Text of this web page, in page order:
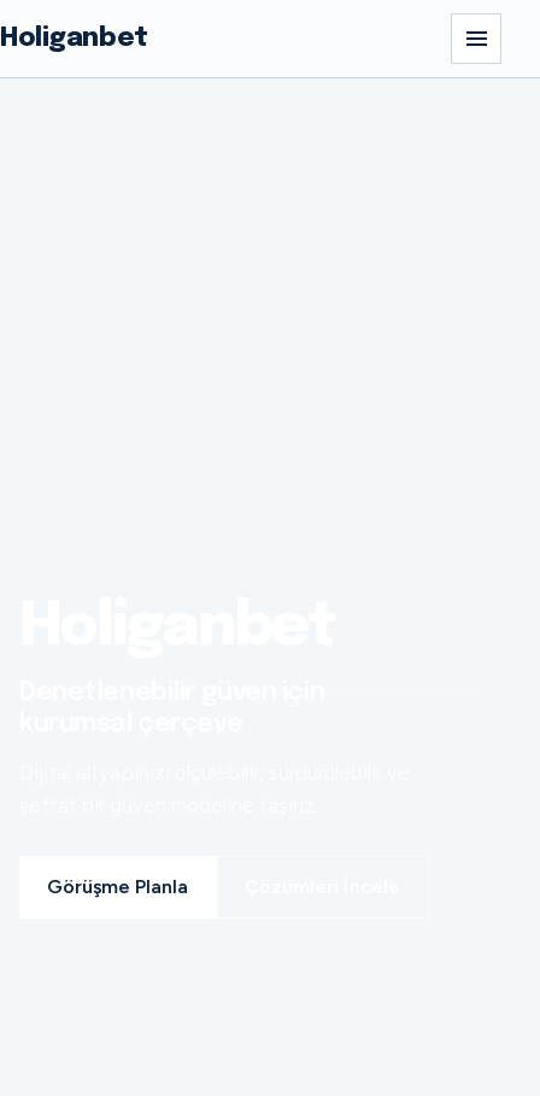
Holiganbet
Görüşme Planla